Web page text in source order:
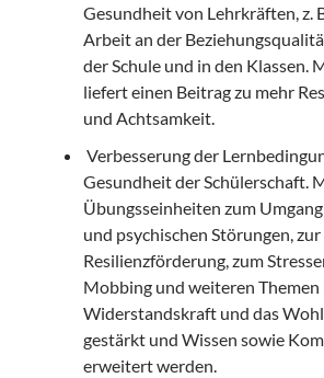
Gesundheit von Lehrkräften, z.
Arbeit an der
der Schule und in den Klassen.
liefert einen Beitrag zu mehr
und Achtsamkeit.
Verbesserung der
Gesundheit der Schülerschaft.
Übungsseinheiten zum
und psychischen Störungen, zur
Resilienzförderung, zum
Mobbing und weiteren Themen
Widerstandskraft und das
gestärkt und Wissen sowie
erweitert werden.